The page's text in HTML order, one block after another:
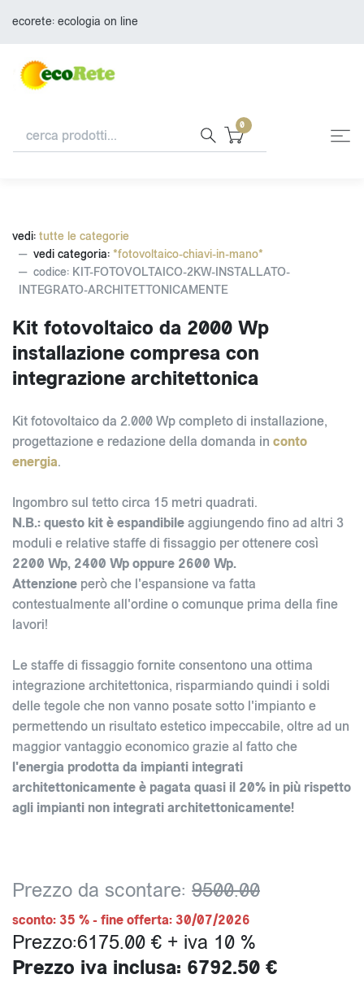
ecorete: ecologia on line
0
vedi: tutte le categorie
vedi categoria: *fotovoltaico-chiavi-in-mano*
codice: KIT-FOTOVOLTAICO-2KW-INSTALLATO-
INTEGRATO-ARCHITETTONICAMENTE
Kit fotovoltaico da 2000 Wp
installazione compresa con
integrazione architettonica
Kit fotovoltaico da 2.000 Wp completo di installazione,
progettazione e redazione della domanda in conto
energia.
Ingombro sul tetto circa 15 metri quadrati.
N.B.: questo kit è espandibileaggiungendo fino ad altri 3
moduli e relative staffe di fissaggio per ottenere così
2200 Wp, 2400 Wp oppure 2600 Wp.
Attenzione però che l'espansione va fatta
contestualmente all'ordine o comunque prima della fine
lavori!
Le staffe di fissaggio fornite consentono una ottima
integrazione architettonica, risparmiando quindi i soldi
delle tegole che non vanno posate sotto l'impianto e
permettendo un risultato estetico impeccabile, oltre ad un
maggior vantaggio economico grazie al fatto che
l'energia prodotta da impianti integrati
architettonicamente è pagata quasi il 20% in più rispetto
agli impianti non integrati architettonicamente!
Prezzo da scontare: 9500.00
sconto: 35 % - fine offerta: 30/07/2026
Prezzo:6175.00 € + iva 10 %
Prezzo iva inclusa: 6792.50 €